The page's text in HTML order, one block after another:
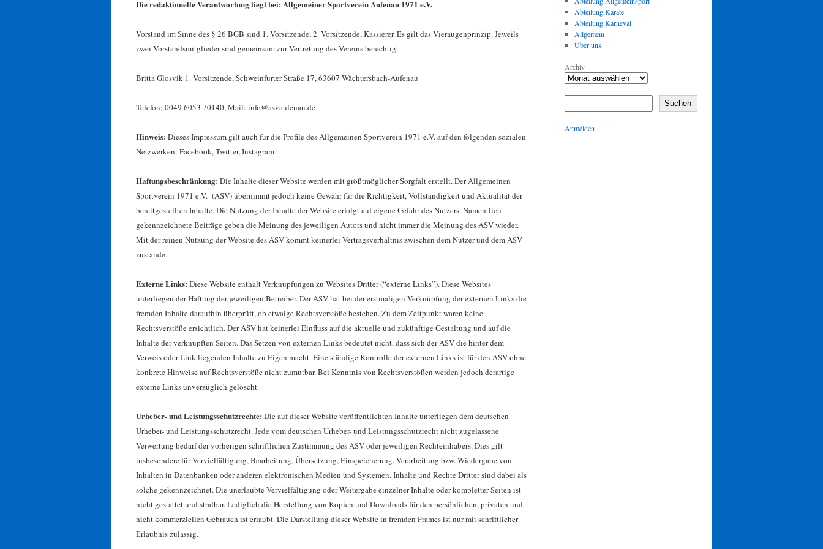
Die redaktionelle Verantwortung liegt bei: Allgemeiner Sportverein Aufenau 1971 e.V.
Vorstand im Sinne des § 26 BGB sind 1. Vorsitzende, 2. Vorsitzende, Kassierer. Es gilt das Vieraugenprinzip. Jeweils
zwei Vorstandsmitglieder sind gemeinsam zur Vertretung des Vereins berechtigt
Britta Glosvik 1. Vorsitzende, Schweinfurter Straße 17, 63607 Wächtersbach-Aufenau
Telefon: 0049 6053 70140, Mail: info@asvaufenau.de
Hinweis: Dieses Impressum gilt auch für die Profile des Allgemeinen Sportverein 1971 e.V. auf den folgenden sozialen
Netzwerken: Facebook, Twitter, Instagram
Haftungsbeschränkung: Die Inhalte dieser Website werden mit größtmöglicher Sorgfalt erstellt. Der Allgemeinen
Sportverein 1971 e.V. (ASV) übernimmt jedoch keine Gewähr für die Richtigkeit, Vollständigkeit und Aktualität der
bereitgestellten Inhalte. Die Nutzung der Inhalte der Website erfolgt auf eigene Gefahr des Nutzers. Namentlich
gekennzeichnete Beiträge geben die Meinung des jeweiligen Autors und nicht immer die Meinung des ASV wieder.
Mit der reinen Nutzung der Website des ASV kommt keinerlei Vertragsverhältnis zwischen dem Nutzer und dem ASV
zustande.
Externe Links: Diese Website enthält Verknüpfungen zu Websites Dritter (“externe Links”). Diese Websites
unterliegen der Haftung der jeweiligen Betreiber. Der ASV hat bei der erstmaligen Verknüpfung der externen Links die
fremden Inhalte daraufhin überprüft, ob etwaige Rechtsverstöße bestehen. Zu dem Zeitpunkt waren keine
Rechtsverstöße ersichtlich. Der ASV hat keinerlei Einfluss auf die aktuelle und zukünftige Gestaltung und auf die
Inhalte der verknüpften Seiten. Das Setzen von externen Links bedeutet nicht, dass sich der ASV die hinter dem
Verweis oder Link liegenden Inhalte zu Eigen macht. Eine ständige Kontrolle der externen Links ist für den ASV ohne
konkrete Hinweise auf Rechtsverstöße nicht zumutbar. Bei Kenntnis von Rechtsverstößen werden jedoch derartige
externe Links unverzüglich gelöscht.
Urheber- und Leistungsschutzrechte: Die auf dieser Website veröffentlichten Inhalte unterliegen dem deutschen
Urheber- und Leistungsschutzrecht. Jede vom deutschen Urheber- und Leistungsschutzrecht nicht zugelassene
Verwertung bedarf der vorherigen schriftlichen Zustimmung des ASV oder jeweiligen Rechteinhabers. Dies gilt
insbesondere für Vervielfältigung, Bearbeitung, Übersetzung, Einspeicherung, Verarbeitung bzw. Wiedergabe von
Inhalten in Datenbanken oder anderen elektronischen Medien und Systemen. Inhalte und Rechte Dritter sind dabei als
solche gekennzeichnet. Die unerlaubte Vervielfältigung oder Weitergabe einzelner Inhalte oder kompletter Seiten ist
nicht gestattet und strafbar. Lediglich die Herstellung von Kopien und Downloads für den persönlichen, privaten und
nicht kommerziellen Gebrauch ist erlaubt. Die Darstellung dieser Website in fremden Frames ist nur mit schriftlicher
Erlaubnis zulässig.
Abteilung Karate
Abteilung Karneval
Allgemein
Über uns
Archiv
Suchen
Anmelden